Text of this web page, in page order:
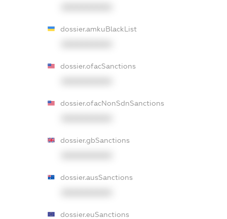
dossier.amkuBlackList
dossier.ofacSanctions
dossier.ofacNonSdnSanctions
dossier.gbSanctions
dossier.ausSanctions
dossier.euSanctions